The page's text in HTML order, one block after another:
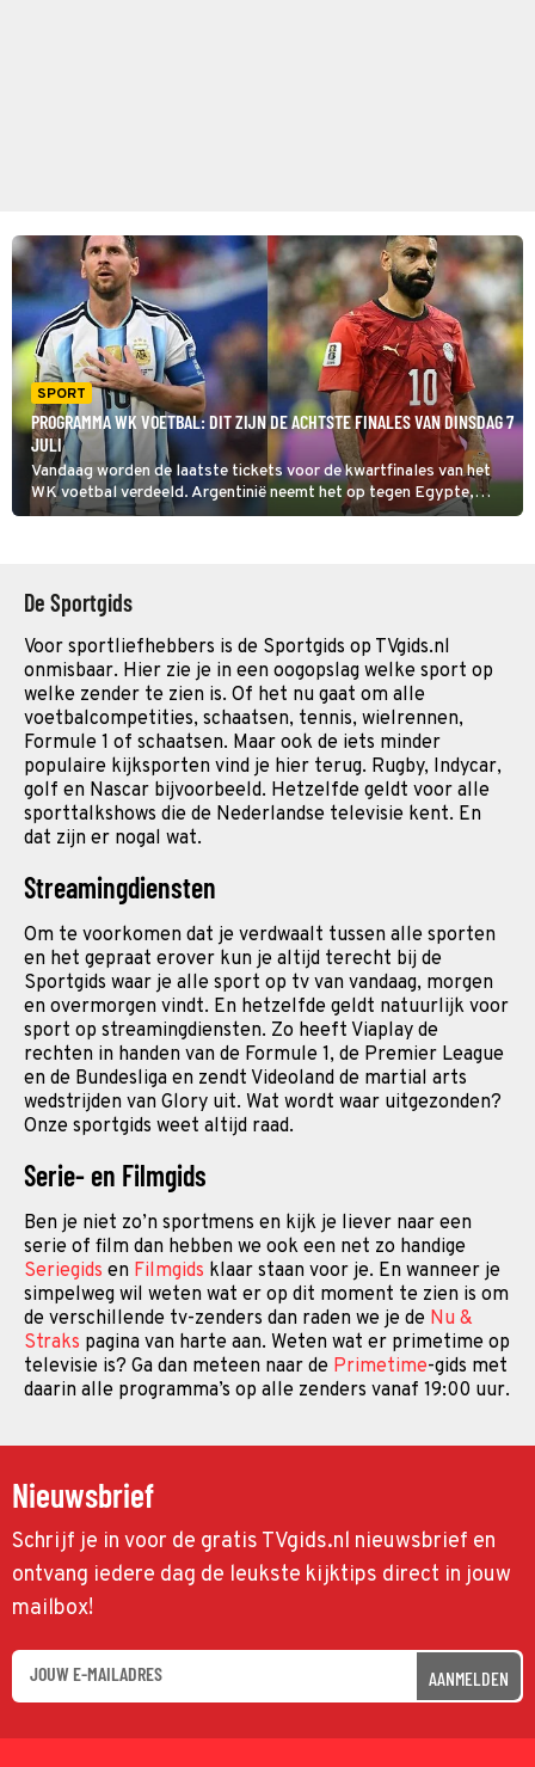
SPORT
PROGRAMMA WK VOETBAL: DIT ZIJN DE ACHTSTE FINALES VAN DINSDAG 7
JULI
Vandaag worden de laatste tickets voor de kwartfinales van het
WK voetbal verdeeld. Argentinië neemt het op tegen Egypte,
terwijl Zwitserland en Colombia later op de avond uitmaken wie
De Sportgids
Voor sportliefhebbers is de Sportgids op TVgids.nl
onmisbaar. Hier zie je in een oogopslag welke sport op
welke zender te zien is. Of het nu gaat om alle
voetbalcompetities, schaatsen, tennis, wielrennen,
Formule 1 of schaatsen. Maar ook de iets minder
populaire kijksporten vind je hier terug. Rugby, Indycar,
golf en Nascar bijvoorbeeld. Hetzelfde geldt voor alle
sporttalkshows die de Nederlandse televisie kent. En
dat zijn er nogal wat.
Streamingdiensten
Om te voorkomen dat je verdwaalt tussen alle sporten
en het gepraat erover kun je altijd terecht bij de
Sportgids waar je alle sport op tv van vandaag, morgen
en overmorgen vindt. En hetzelfde geldt natuurlijk voor
sport op streamingdiensten. Zo heeft Viaplay de
rechten in handen van de Formule 1, de Premier League
en de Bundesliga en zendt Videoland de martial arts
wedstrijden van Glory uit. Wat wordt waar uitgezonden?
Onze sportgids weet altijd raad.
Serie- en Filmgids
Ben je niet zo’n sportmens en kijk je liever naar een
serie of film dan hebben we ook een net zo handige
Seriegids en Filmgids klaar staan voor je. En wanneer je
simpelweg wil weten wat er op dit moment te zien is om
de verschillende tv-zenders dan raden we je de Nu &
Straks pagina van harte aan. Weten wat er primetime op
televisie is? Ga dan meteen naar de Primetime-gids met
daarin alle programma’s op alle zenders vanaf 19:00 uur.
Nieuwsbrief
Schrijf je in voor de gratis TVgids.nl nieuwsbrief en
ontvang iedere dag de leukste kijktips direct in jouw
mailbox!
AANMELDEN